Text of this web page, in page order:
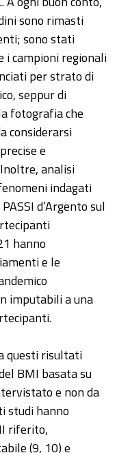
sono rimasti
sono stati
campioni regionali
per strato di
seppur di
fotografia che
considerarsi
e
analisi
indagati
d’Argento sul
hanno
e le
imputabili a una
questi risultati
BMI basata su
e non da
studi hanno
riferito,
(9, 10) e